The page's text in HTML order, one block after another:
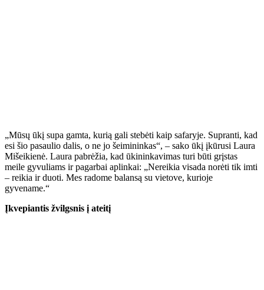
„Mūsų ūkį supa gamta, kurią gali stebėti kaip safaryje. Supranti, kad
esi šio pasaulio dalis, o ne jo šeimininkas“, – sako ūkį įkūrusi Laura
Mišeikienė. Laura pabrėžia, kad ūkininkavimas turi būti grįstas
meile gyvuliams ir pagarbai aplinkai: „Nereikia visada norėti tik imti
– reikia ir duoti. Mes radome balansą su vietove, kurioje
gyvename.“
Įkvepiantis žvilgsnis į ateitį